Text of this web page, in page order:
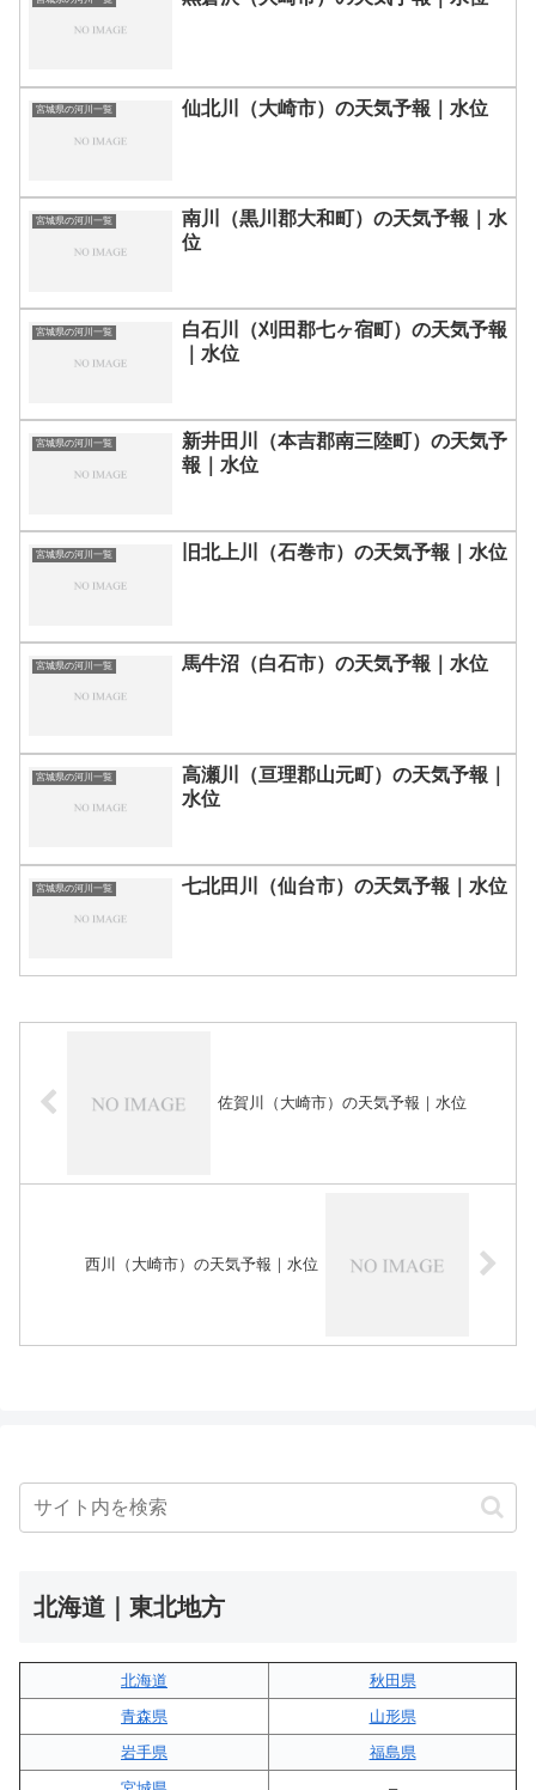
宮城県の河川一覧 仙北川（大崎市）の天気予報｜水位
宮城県の河川一覧
南川（黒川郡大和町）の天気予報｜水
位
宮城県の河川一覧
白石川（刈田郡七ヶ宿町）の天気予報
｜水位
宮城県の河川一覧
新井田川（本吉郡南三陸町）の天気予
報｜水位
宮城県の河川一覧 旧北上川（石巻市）の天気予報｜水位
宮城県の河川一覧 馬牛沼（白石市）の天気予報｜水位
宮城県の河川一覧
高瀬川（亘理郡山元町）の天気予報｜
水位
宮城県の河川一覧 七北田川（仙台市）の天気予報｜水位
佐賀川（大崎市）の天気予報｜水位
西川（大崎市）の天気予報｜水位
北海道｜東北地方
北海道
秋田県
青森県
山形県
岩手県
福島県